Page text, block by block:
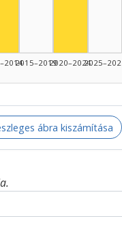
2015–20192020–20242025–2026
ábra kiszámítása